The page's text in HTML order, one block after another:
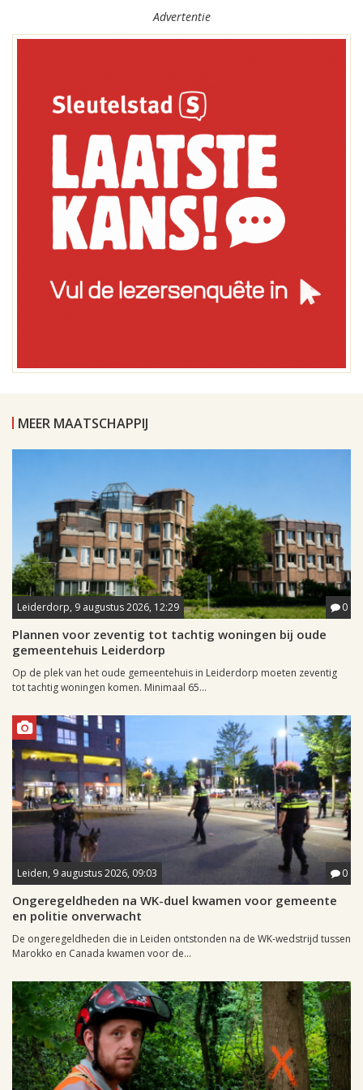
Advertentie
MEER MAATSCHAPPIJ
Leiderdorp, 9 augustus 2026, 12:29 0
Plannen voor zeventig tot tachtig woningen bij oude
gemeentehuis Leiderdorp
Op de plek van het oude gemeentehuis in Leiderdorp moeten zeventig
tot tachtig woningen komen. Minimaal 65...
Leiden, 9 augustus 2026, 09:03 0
Ongeregeldheden na WK-duel kwamen voor gemeente
en politie onverwacht
De ongeregeldheden die in Leiden ontstonden na de WK-wedstrijd tussen
Marokko en Canada kwamen voor de...